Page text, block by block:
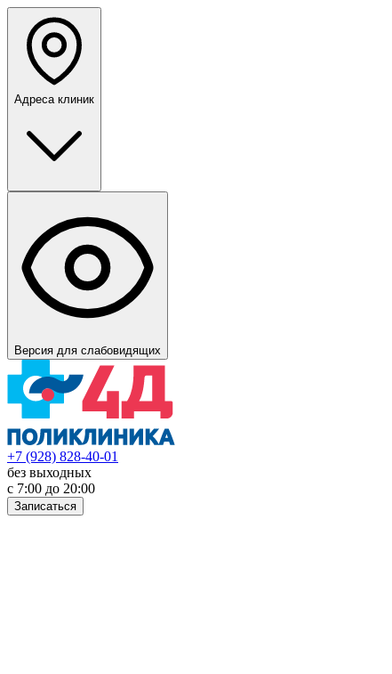
Адреса клиник
Версия для слабовидящих
+7 (928) 828-40-01
без выходных
с 7:00 до 20:00
Записаться